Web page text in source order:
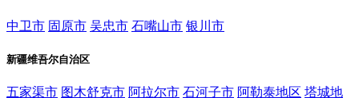
中卫市 固原市 吴忠市 石嘴山市 银川市
新疆维吾尔自治区
五家渠市 图木舒克市 阿拉尔市 石河子市 阿勒泰地区 塔城地